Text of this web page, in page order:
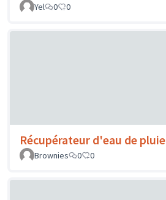
Yel
0 0
Récupérateur d'eau de pluie
Brownies
0 0